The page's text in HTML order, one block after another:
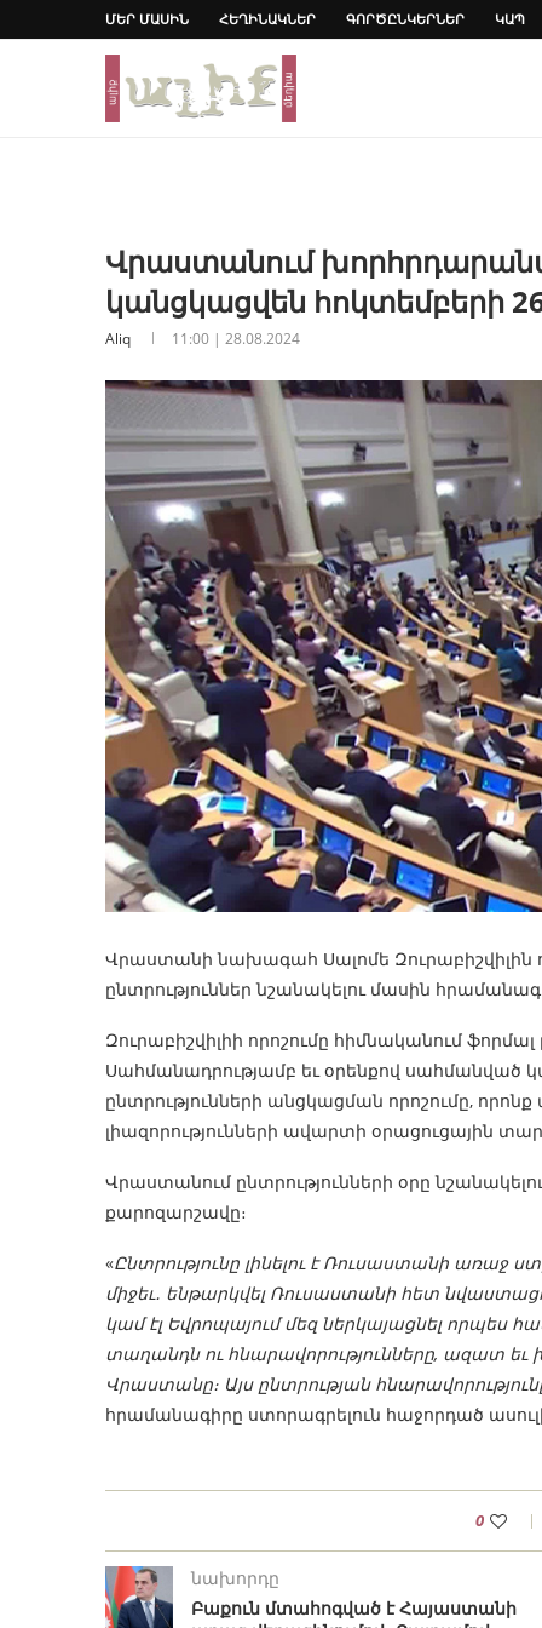
ՄԵՐ ՄԱՍԻՆ ՀԵՂԻՆԱԿՆԵՐ ԳՈՐԾԸՆԿԵՐՆԵՐ ԿԱՊ
Վրաստանում
կանցկացվեն հոկտեմբերի
Aliq 11:00 | 28.08.2024
Վրաստանի նախագահ Սալոմե Զուրաբիշվիլին
ընտրություններ նշանակելու մասին
Զուրաբիշվիլիի որոշումը հիմնականում
Սահմանադրությամբ եւ օրենքով
ընտրությունների անցկացման որոշումը,
լիազորությունների ավարտի օրացուցային
Վրաստանում ընտրությունների օրը
քարոզարշավը։
«Ընտրությունը լինելու է Ռուսաստանի առաջ
միջեւ․ ենթարկվել Ռուսաստանի հետ
կամ էլ Եվրոպայում մեզ ներկայացնել որպես
տաղանդն ու հնարավորությունները, ազատ
Վրաստանը։ Այս ընտրության
հրամանագիրը ստորագրելուն հաջորդած
0
նախորդը
Բաքուն մտահոգված է Հայաստանի